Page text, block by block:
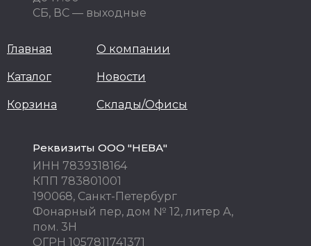
СБ, ВС — выходные
Главная
Каталог
Корзина
О компании
Новости
Склады/Офисы
Реквизиты ООО "НЕВА"
ИНН 7839318164
КПП 783801001
190068, Санкт-Петербург
Фонарный пер, дом № 12, литер А,
пом. 3Н
ОГРН 1057811741371